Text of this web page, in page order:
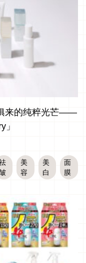
来的纯粹光芒——
美
容
美
白
面
膜